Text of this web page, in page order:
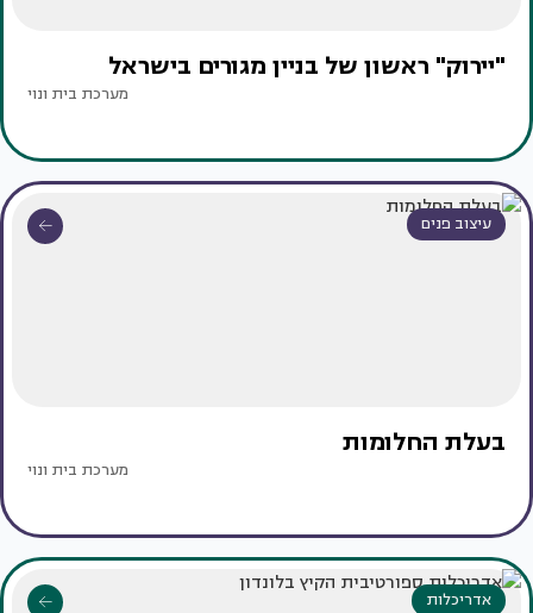
"יירוק" ראשון של בניין מגורים בישראל
מערכת בית ונוי
עיצוב פנים
בעלת החלומות
מערכת בית ונוי
אדריכלות